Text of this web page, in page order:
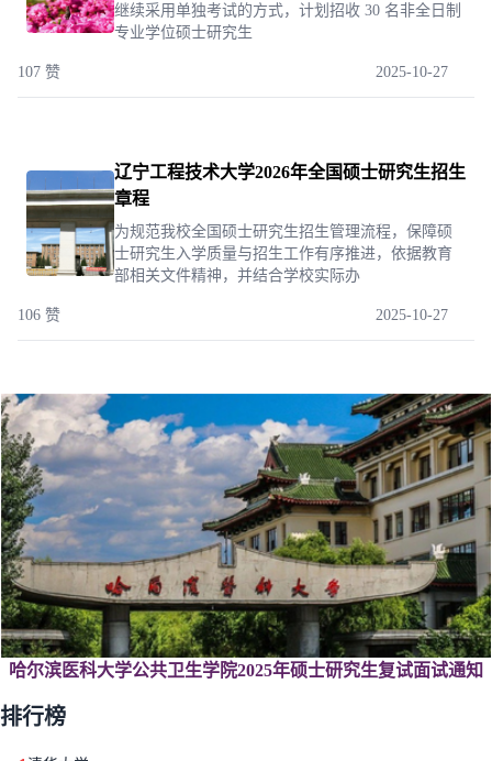
继续采用单独考试的方式，计划招收 30 名非全日制
专业学位硕士研究生
107 赞 2025-10-27
辽宁工程技术大学2026年全国硕士研究生招生
章程
为规范我校全国硕士研究生招生管理流程，保障硕
士研究生入学质量与招生工作有序推进，依据教育
部相关文件精神，并结合学校实际办
106 赞 2025-10-27
哈尔滨医科大学公共卫生学院2025年硕士研究生复试面试通知
排行榜